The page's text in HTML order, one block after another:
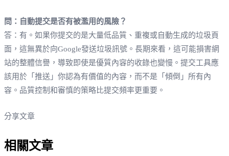
問：自動提交是否有被濫用的風險？
答：有。如果你提交的是大量低品質、重複或自動生成的垃圾頁
面，這無異於向Google發送垃圾訊號。長期來看，這可能損害網
站的整體信譽，導致即使是優質內容的收錄也變慢。提交工具應
該用於「推送」你認為有價值的內容，而不是「傾倒」所有內
容。品質控制和審慎的策略比提交頻率更重要。
分享文章
相關文章